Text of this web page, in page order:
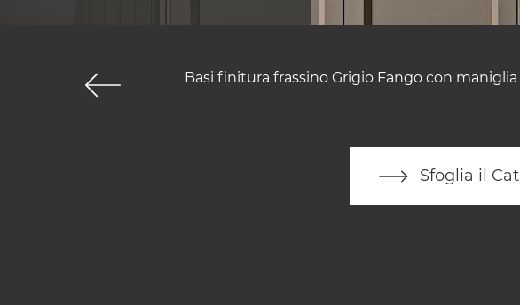
Basi finitura frassino Grigio Fango con
Sfoglia il